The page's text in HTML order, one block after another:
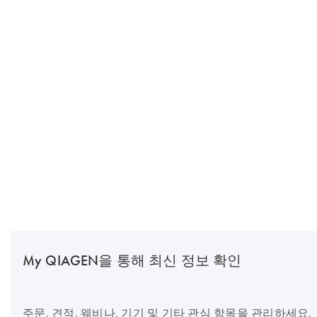
My QIAGEN을 통해 최신 정보 확인
주문, 견적, 웨비나, 기기 및 기타 관심 항목을 관리하세요.